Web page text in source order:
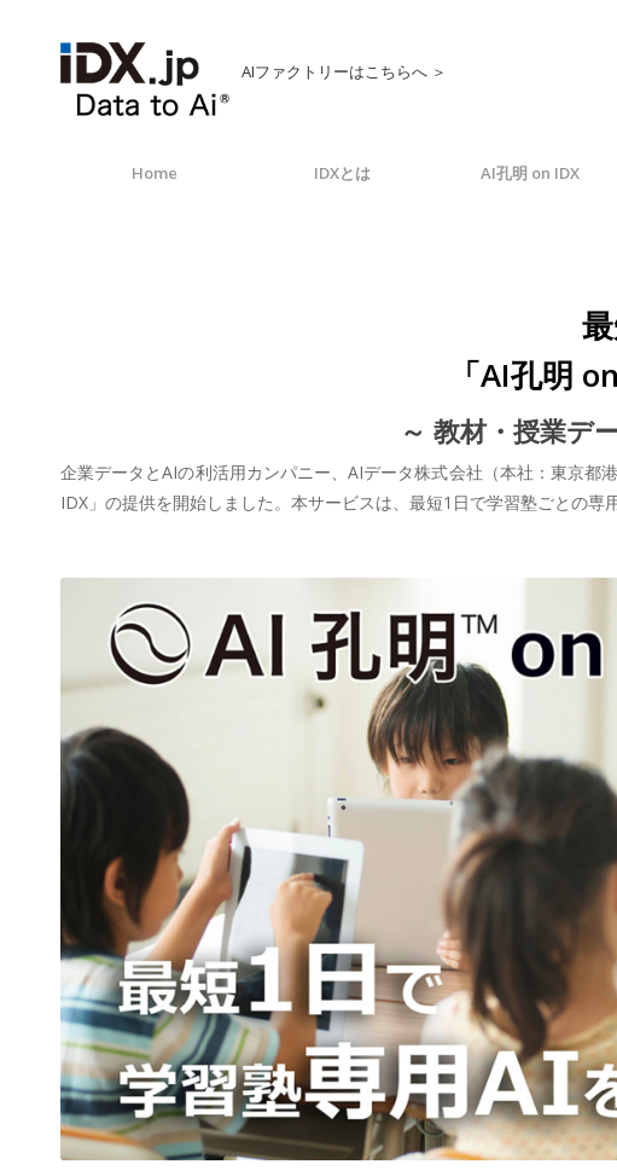
AIファクトリーはこちらへ ＞
Home IDXとは AI孔明 on IDX
「AI孔明
～ 教材・授業デ
企業データとAIの利活用カンパニー、AIデータ株式会社（本社：東京
IDX」の提供を開始しました。本サービスは、最短1日で学習塾ごとの専